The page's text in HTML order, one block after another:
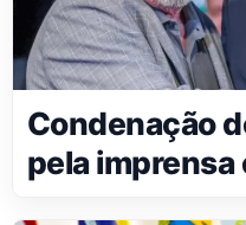
Condenação
pela imprensa